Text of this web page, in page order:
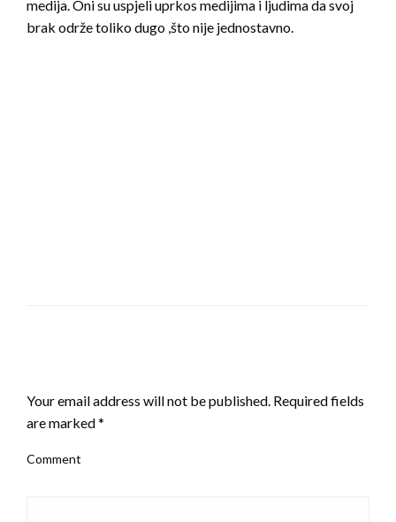
medija. Oni su uspjeli uprkos medijima i ljudima da svoj
brak održe toliko dugo ,što nije jednostavno.
Your email address will not be published. Required fields
are marked*
Comment